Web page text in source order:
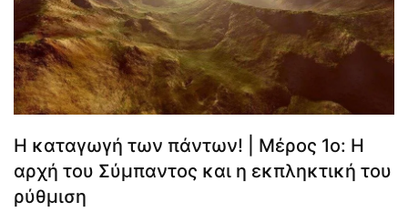
Η καταγωγή των πάντων! | Μέρος 1ο: Η
αρχή του Σύμπαντος και η εκπληκτική του
ρύθμιση